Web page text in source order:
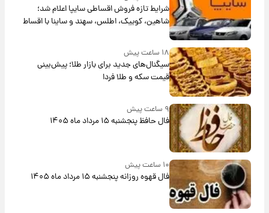
شرایط تازه فروش اقساطی سایپا اعلام شد؛
شاهین، کوییک، اطلس، سهند و ساینا با اقساط
بلندمدت + جدول
۱۸ ساعت پیش
سیگنال‌های جدید برای بازار طلا؛ پیش‌بینی
قیمت سکه و طلا فردا
۹ ساعت پیش
فال حافظ پنجشنبه ۱۵ مرداد ماه ۱۴۰۵
۱۰ ساعت پیش
فال قهوه روزانه پنجشنبه ۱۵ مرداد ماه ۱۴۰۵